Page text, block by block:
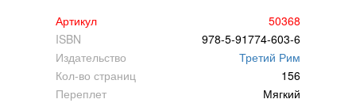
Артикул
50368
ISBN
978-5-91774-603-6
Издательство
Третий Рим
Кол-во страниц
156
Переплет
Мягкий